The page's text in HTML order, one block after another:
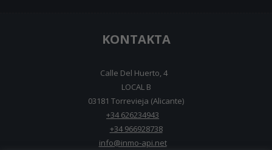
KONTAKTA
Calle Del Huerto, 4
LOCAL B
03181 Torrevieja (Alicante)
+34 626234943
+34 966928738
info@inmo-api.net